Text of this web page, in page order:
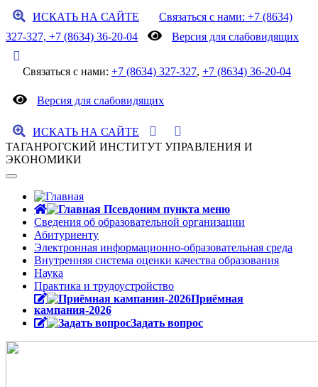
ИСКАТЬ НА САЙТЕ
Связаться с нами: +7 (8634)
327-327, +7 (8634) 36-20-04
Версия для слабовидящих
Связаться с нами: +7 (8634) 327-327, +7 (8634) 36-20-04
Версия для слабовидящих
ИСКАТЬ НА САЙТЕ
ТАГАНРОГСКИЙ ИНСТИТУТ УПРАВЛЕНИЯ И
ЭКОНОМИКИ
Сведения об образовательной организации
Абитуриенту
Электронная информационно-образовательная среда
Внутренняя система оценки качества образования
Наука
Практика и трудоустройство
Приёмная
кампания-2026
Задать вопрос